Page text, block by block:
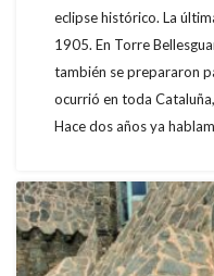
eclipse histórico. La
1905. En Torre
también se prepararon
ocurrió en toda
Hace dos años ya